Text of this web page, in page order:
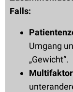
Falls:
Umgang
„Gewicht“.